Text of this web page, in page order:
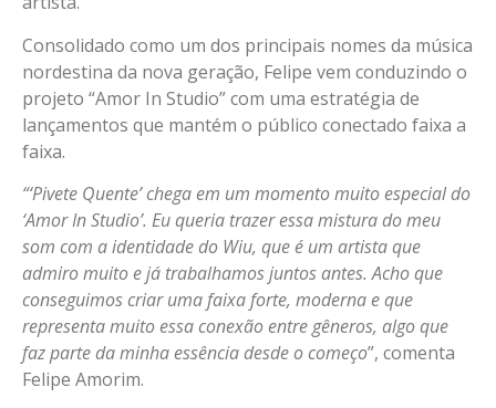
Consolidado como um dos principais nomes da música
nordestina da nova geração, Felipe vem conduzindo o
projeto “Amor In Studio” com uma estratégia de
lançamentos que mantém o público conectado faixa a
faixa.
“‘Pivete Quente’ chega em um momento muito especial do
‘Amor In Studio’. Eu queria trazer essa mistura do meu
som com a identidade do Wiu, que é um artista que
admiro muito e já trabalhamos juntos antes. Acho que
conseguimos criar uma faixa forte, moderna e que
representa muito essa conexão entre gêneros, algo que
faz parte da minha essência desde o começo”, comenta
Felipe Amorim.